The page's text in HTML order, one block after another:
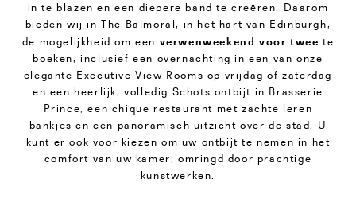
in te blazen en een diepere band te creëren. Daarom
bieden wij inThe Balmoral, in het hart van Edinburgh,
de mogelijkheid om een verwenweekend voor twee te
boeken, inclusief een overnachting in een van onze
elegante Executive View Rooms op vrijdag of zaterdag
en een heerlijk, volledig Schots ontbijt in Brasserie
Prince, een chique restaurant met zachte leren
bankjes en een panoramisch uitzicht over de stad. U
kunt er ook voor kiezen om uw ontbijt te nemen in het
comfort van uw kamer, omringd door prachtige
kunstwerken.